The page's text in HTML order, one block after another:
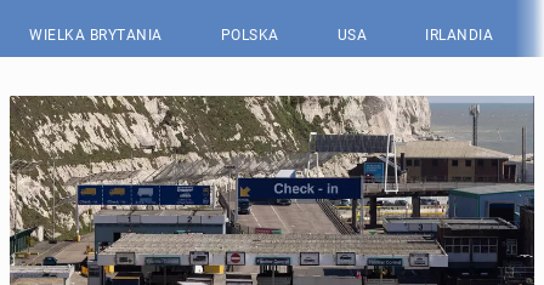
WIELKA BRYTANIA POLSKA USA IRLANDIA